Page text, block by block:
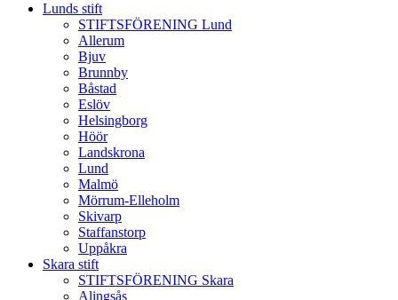
Lunds stift
STIFTSFÖRENING Lund
Allerum
Bjuv
Brunnby
Båstad
Eslöv
Helsingborg
Höör
Landskrona
Lund
Malmö
Mörrum-Elleholm
Skivarp
Staffanstorp
Uppåkra
Skara stift
STIFTSFÖRENING Skara
Alingsås